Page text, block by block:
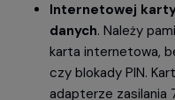
Internetowej
danych. Należy
karta internetowa,
czy blokady PIN.
adapterze zasilania